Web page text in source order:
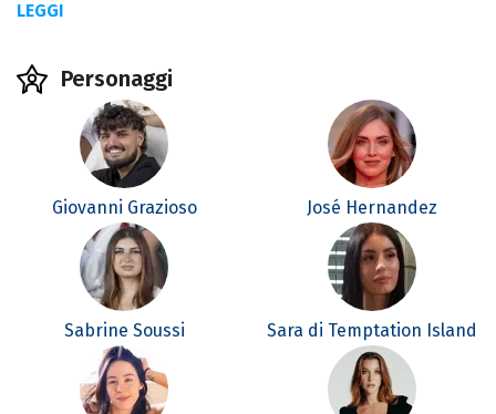
LEGGI
Personaggi
Giovanni Grazioso José Hernandez
Sabrine Soussi Sara di Temptation Island